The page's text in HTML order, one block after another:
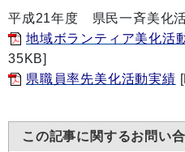
平成21年度 県民一斉美化
地域ボランティア美化活
35KB]
県職員率先美化活動実績
この記事に関するお問い